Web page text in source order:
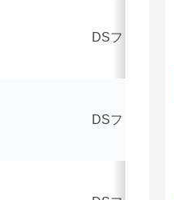
DSファーマ
DSファーマ